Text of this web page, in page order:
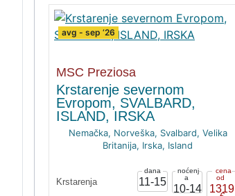
avg - sep ‘26
MSC Preziosa
Krstarenje severnom
Evropom, SVALBARD,
ISLAND, IRSKA
Nemačka, Norveška, Svalbard, Velika
Britanija, Irska, Island
Krstarenja 11-15
10-14 1319